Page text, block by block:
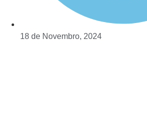
18 de Novembro, 2024